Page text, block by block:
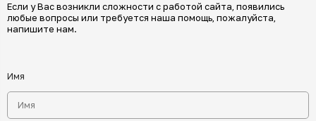
Если у Вас возникли сложности с работой сайта, появились
любые вопросы или требуется наша помощь, пожалуйста,
напишите нам.
Имя